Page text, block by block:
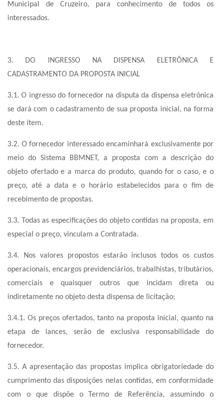
Municipal de Cruzeiro, para conhecimento de todos os
interessados.
3. DO INGRESSO NA DISPENSA ELETRÔNICA E
CADASTRAMENTO DA PROPOSTA INICIAL
3.1. O ingresso do fornecedor na disputa da dispensa eletrônica
se dará com o cadastramento de sua proposta inicial, na forma
deste item.
3.2. O fornecedor interessado encaminhará exclusivamente por
meio do Sistema BBMNET, a proposta com a descrição do
objeto ofertado e a marca do produto, quando for o caso, e o
preço, até a data e o horário estabelecidos para o fim de
recebimento de propostas.
3.3. Todas as especificações do objeto contidas na proposta, em
especial o preço, vinculam a Contratada.
3.4. Nos valores propostos estarão inclusos todos os custos
operacionais, encargos previdenciários, trabalhistas, tributários,
comerciais e quaisquer outros que incidam direta ou
indiretamente no objeto desta dispensa de licitação;
3.4.1. Os preços ofertados, tanto na proposta inicial, quanto na
etapa de lances, serão de exclusiva responsabilidade do
fornecedor.
3.5. A apresentação das propostas implica obrigatoriedade do
cumprimento das disposições nelas contidas, em conformidade
com o que dispõe o Termo de Referência, assumindo o